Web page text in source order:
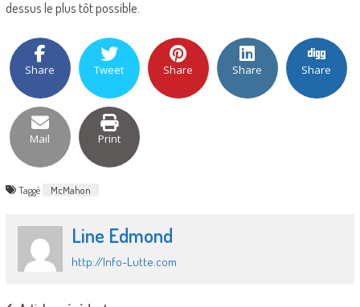
dessus le plus tôt possible.
Share Tweet Share Share Share
Mail Print
Taggé McMahon
Line Edmond
http://Info-Lutte.com